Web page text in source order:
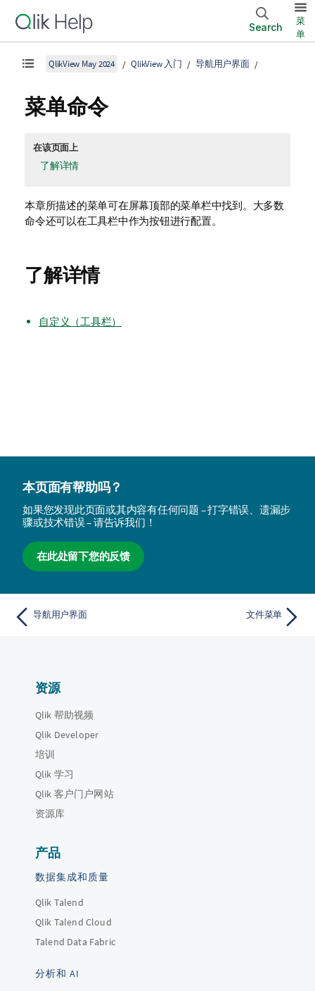
Search
菜
单
QlikView May 2024 QlikView 入门 导航用户界面
菜单命令
在该页面上
了解详情
本章所描述的菜单可在屏幕顶部的菜单栏中找到。大多数
命令还可以在工具栏中作为按钮进行配置。
了解详情
自定义（工具栏）
本页面有帮助吗？
如果您发现此页面或其内容有任何问题 – 打字错误、遗漏步
骤或技术错误 – 请告诉我们！
在此处留下您的反馈
导航用户界面 文件菜单
资源
Qlik 帮助视频
Qlik Developer
培训
Qlik 学习
Qlik 客户门户网站
资源库
产品
数据集成和质量
Qlik Talend
Qlik Talend Cloud
Talend Data Fabric
分析和 AI